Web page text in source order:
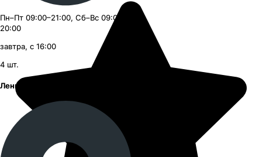
Пн–Пт 09:00–21:00, Сб–Вс 09:00–
20:00
завтра, с 16:00
4 шт.
Ленинский проспект